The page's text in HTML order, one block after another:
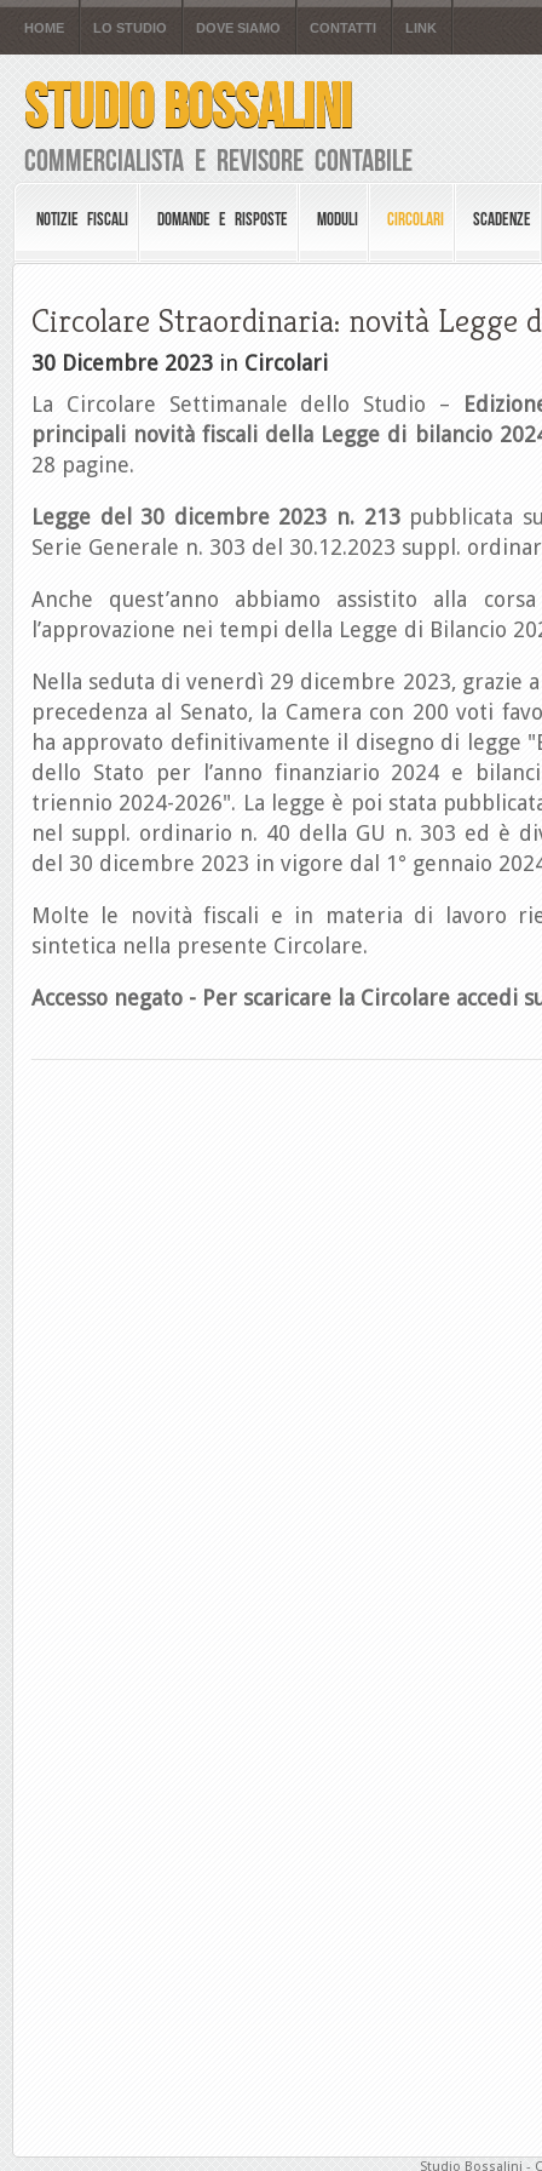
HOME LO STUDIO DOVE SIAMO CONTATTI LINK
STUDIO BOSSALINI
Commercialista e Revisore Contabile
NOTIZIE FISCALI DOMANDE E RISPOSTE MODULI CIRCOLARI SCADENZE
Circolare Straordinaria: novità Legge
30 Dicembre 2023 in Circolari
La Circolare Settimanale dello Studio –
principali novità fiscali della Legge di bilancio
28 pagine.
Legge del 30 dicembre 2023 n. 213pubblicata
Serie Generale n. 303 del 30.12.2023 suppl.
Anche quest’anno abbiamo assistito alla
l’approvazione nei tempi della Legge di Bilancio
Nella seduta di venerdì 29 dicembre 2023, grazie
precedenza al Senato, la Camera con 200 voti
ha approvato definitivamente il disegno di legge
dello Stato per l’anno finanziario 2024 e
triennio 2024-2026". La legge è poi stata
nel suppl. ordinario n. 40 della GU n. 303 ed è
del 30 dicembre 2023 in vigore dal 1° gennaio
Molte le novità fiscali e in materia di lavoro
sintetica nella presente Circolare.
Accesso negato - Per scaricare la Circolare accedi
Studio Bossalini -